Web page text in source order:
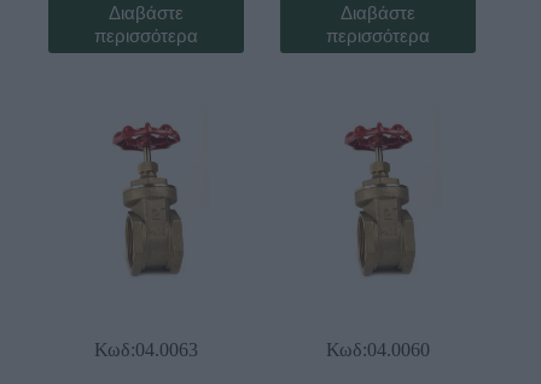
Διαβάστε
περισσότερα
Διαβάστε
περισσότερα
Κωδ:04.0063 Κωδ:04.0060